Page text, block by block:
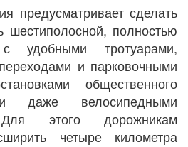
предусматривает сделать
шестиполосной, полностью
удобными тротуарами,
и парковочными
общественного
даже велосипедными
этого дорожникам
четыре километра